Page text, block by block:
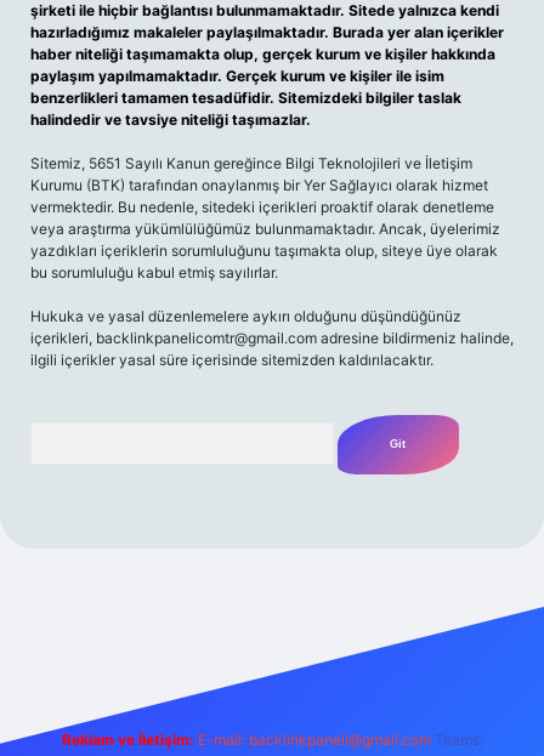
şirketi ile hiçbir bağlantısı bulunmamaktadır. Sitede yalnızca kendi
hazırladığımız makaleler paylaşılmaktadır. Burada yer alan içerikler
haber niteliği taşımamakta olup, gerçek kurum ve kişiler hakkında
paylaşım yapılmamaktadır. Gerçek kurum ve kişiler ile isim
benzerlikleri tamamen tesadüfidir. Sitemizdeki bilgiler taslak
halindedir ve tavsiye niteliği taşımazlar.
Sitemiz, 5651 Sayılı Kanun gereğince Bilgi Teknolojileri ve İletişim
Kurumu (BTK) tarafından onaylanmış bir Yer Sağlayıcı olarak hizmet
vermektedir. Bu nedenle, sitedeki içerikleri proaktif olarak denetleme
veya araştırma yükümlülüğümüz bulunmamaktadır. Ancak, üyelerimiz
yazdıkları içeriklerin sorumluluğunu taşımakta olup, siteye üye olarak
bu sorumluluğu kabul etmiş sayılırlar.
Hukuka ve yasal düzenlemelere aykırı olduğunu düşündüğünüz
içerikleri, backlinkpanelicomtr@gmail.com adresine bildirmeniz halinde,
ilgili içerikler yasal süre içerisinde sitemizden kaldırılacaktır.
Reklam ve İletişim: E-mail: backlinkpaneli@gmail.com Teams: